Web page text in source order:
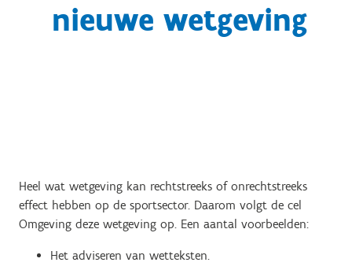
nieuwe wetgeving
Heel wat wetgeving kan rechtstreeks of onrechtstreeks
effect hebben op de sportsector. Daarom volgt de cel
Omgeving deze wetgeving op. Een aantal voorbeelden:
Het adviseren van wetteksten.